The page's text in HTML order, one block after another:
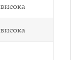
висока
висока